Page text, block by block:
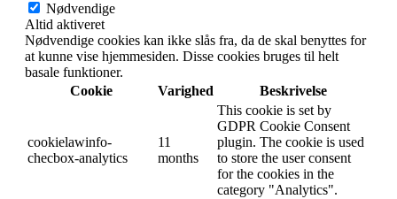
Nødvendige
Altid aktiveret
Nødvendige cookies kan ikke slås fra, da de skal benyttes for
at kunne vise hjemmesiden. Disse cookies bruges til helt
basale funktioner.
Cookie
Varighed Beskrivelse
cookielawinfo-
checbox-analytics
11
months
This cookie is set by
GDPR Cookie Consent
plugin. The cookie is used
to store the user consent
for the cookies in the
category "Analytics".